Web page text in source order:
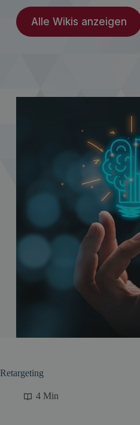
Alle Wikis anzeigen
Retargeting
4 Min